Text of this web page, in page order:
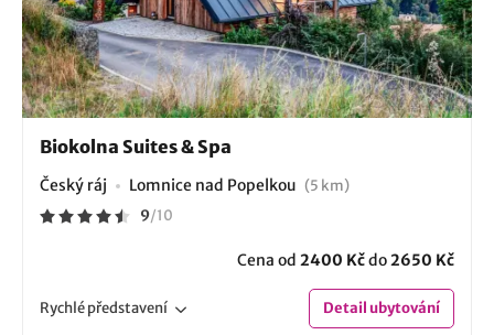
Biokolna Suites & Spa
Český ráj Lomnice nad Popelkou (5 km)
9/10
Cena od 2400 Kčdo2650 Kč
Rychlépředstavení Detailubytování